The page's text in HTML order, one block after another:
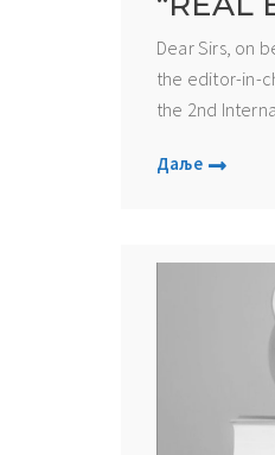
Dear Sirs, on
the editor-in-
the 2nd
Даље